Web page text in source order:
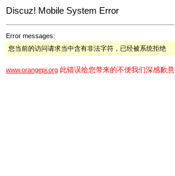
Discuz! Mobile System Error
Error messages:
您当前的访问请求当中含有非法字符，已经被系统拒绝
www.orangepi.org 此错误给您带来的不便我们深感歉意